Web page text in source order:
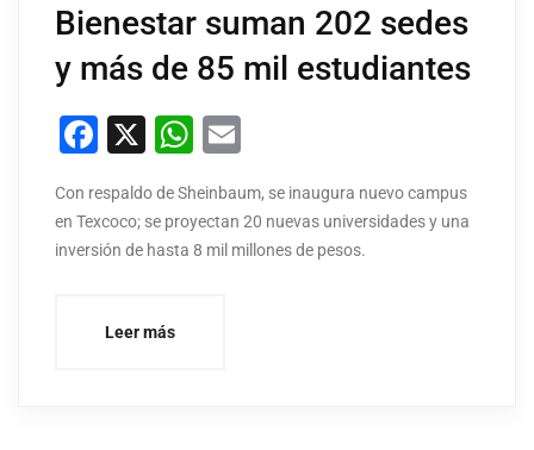
Bienestar suman 202 sedes
y más de 85 mil estudiantes
Facebook
X WhatsApp
Con respaldo de Sheinbaum, se inaugura nuevo campus
en Texcoco; se proyectan 20 nuevas universidades y una
inversión de hasta 8 mil millones de pesos.
Leer más